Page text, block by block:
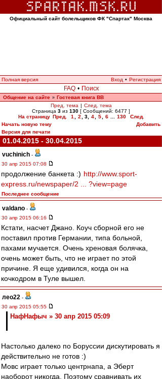
Официальный сайт болельщиков ФК "Спартак" Москва
Полная версия Вход • Регистрация
FAQ • Поиск
Общение на сайте » Гостевая книга ВВ
Пред. тема | След. тема
Страница 3 из 130 [ Сообщений: 6477 ]
На страницу Пред. 1 2 3, 4 5 6 130
След.
Начать новую тему
Добавить
Версия для печати
01.04.2015 - 30.04.2015
vuchinich -
30 апр 2015 07:08
продолжение банкета :) http://www.sport-
express.ru/newspaper/2 ... ?view=page
Последнее сообщение
valdano -
30 апр 2015 06:16
Кстати, насчет Джано. Коуч сборной его не
поставил против Германии, типа больной,
пахами мучается. Очень хреновая болячка,
очень может быть, что не играет по этой
причине. Я еще удивился, когда он на
кочкодром в Туле вышел.
лео22 -
30 апр 2015 05:55
НафНафыч » 30 апр 2015 05:09
Настолько далеко по Боруссии дискутировать я
действительно не готов :)
Мовс играет только центрнапа, а Эберт
наоборот никогда. Поэтому сравнивать их